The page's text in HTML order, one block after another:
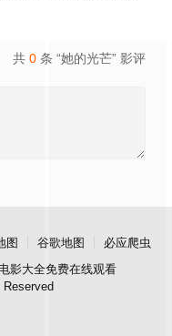
共 0 条 “她的光芒” 影评
图 谷歌地图
必应爬虫
影大全免费在线观看